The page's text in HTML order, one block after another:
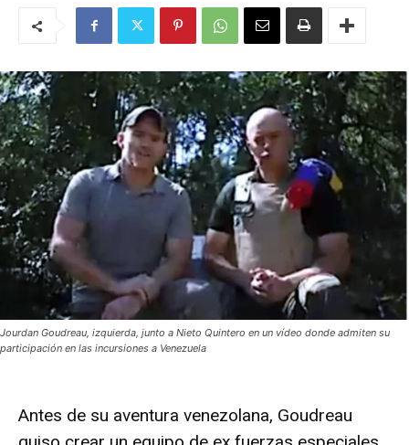
Jourdan Goudreau, izquierda, junto a Nieto Quintero en un vídeo donde admiten su
participación en las incursiones a Venezuela
Antes de su aventura venezolana, Goudreau